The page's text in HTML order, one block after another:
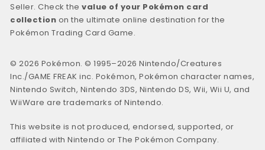
Seller. Check thevalue of your Pokémon card
collection on the ultimate online destination for the
Pokémon Trading Card Game.
© 2026 Pokémon. © 1995–2026 Nintendo/Creatures
Inc./GAME FREAK inc. Pokémon, Pokémon character names,
Nintendo Switch, Nintendo 3DS, Nintendo DS, Wii, Wii U, and
WiiWare are trademarks of Nintendo.
This website is not produced, endorsed, supported, or
affiliated with Nintendo or The Pokémon Company.